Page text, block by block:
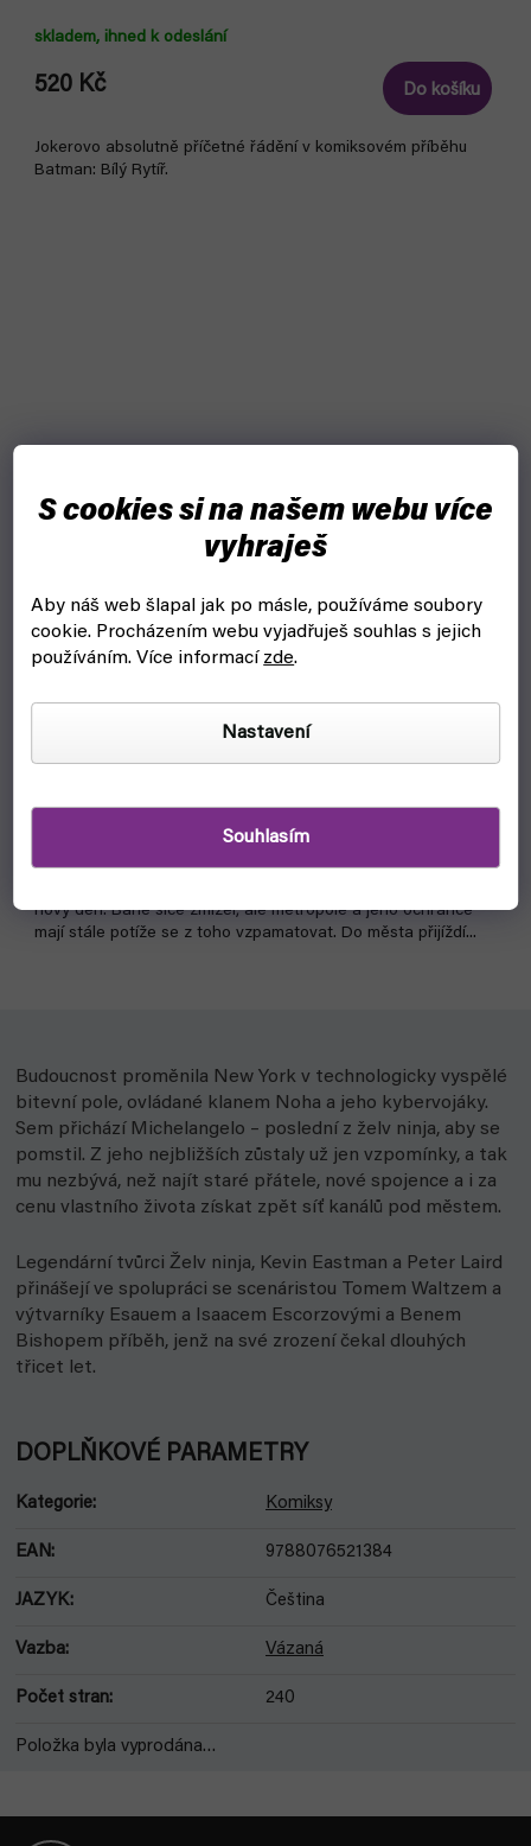
S cookies si na našem webu více
vyhraješ
Aby náš web šlapal jak po másle, používáme soubory
cookie. Procházením webu vyjadřuješ souhlas s jejich
používáním. Více informací zde.
Nastavení
Souhlasím
skladem, ihned k odeslání
520 Kč Do košíku
Jokerovo absolutně příčetné řádění v komiksovém příběhu
Batman: Bílý Rytíř.
Batman 01: Jejich temné plány (Crew)
nový den. Bane sice zmizel, ale metropole a jeho ochránce
mají stále potíže se z toho vzpamatovat. Do města přijíždí...
Budoucnost proměnila New York v technologicky vyspělé
bitevní pole, ovládané klanem Noha a jeho kybervojáky.
Sem přichází Michelangelo – poslední z želv ninja, aby se
pomstil. Z jeho nejbližších zůstaly už jen vzpomínky, a tak
mu nezbývá, než najít staré přátele, nové spojence a i za
cenu vlastního života získat zpět síť kanálů pod městem.
Legendární tvůrci Želv ninja, Kevin Eastman a Peter Laird
přinášejí ve spolupráci se scenáristou Tomem Waltzem a
výtvarníky Esauem a Isaacem Escorzovými a Benem
Bishopem příběh, jenž na své zrození čekal dlouhých
třicet let.
DOPLŇKOVÉ PARAMETRY
Kategorie: Komiksy
EAN: 9788076521384
JAZYK: Čeština
Vazba: Vázaná
Počet stran: 240
Položka byla vyprodána…